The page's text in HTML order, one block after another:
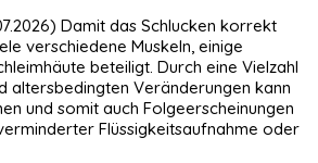
Damit das Schlucken korrekt
verschiedene Muskeln, einige
beteiligt. Durch eine Vielzahl
altersbedingten Veränderungen kann
und somit auch Folgeerscheinungen
Flüssigkeitsaufnahme oder